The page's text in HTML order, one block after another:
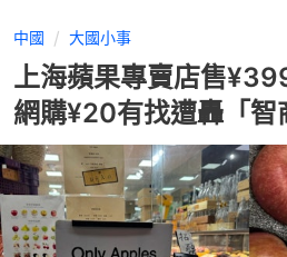
中國 大國小事
上海蘋果專賣店售
網購¥20有找遭轟「智